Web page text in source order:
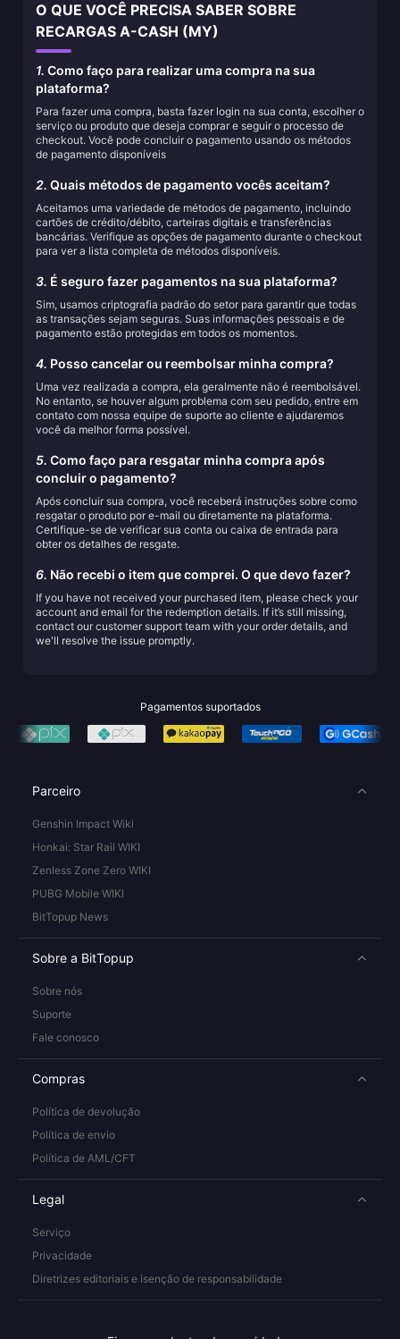
O QUE VOCÊ PRECISA SABER SOBRE
RECARGAS A-CASH (MY)
1. Como faço para realizar uma compra na sua
plataforma?
Para fazer uma compra, basta fazer login na sua conta, escolher o
serviço ou produto que deseja comprar e seguir o processo de
checkout. Você pode concluir o pagamento usando os métodos
de pagamento disponíveis
2. Quais métodos de pagamento vocês aceitam?
Aceitamos uma variedade de métodos de pagamento, incluindo
cartões de crédito/débito, carteiras digitais e transferências
bancárias. Verifique as opções de pagamento durante o checkout
para ver a lista completa de métodos disponíveis.
3. É seguro fazer pagamentos na sua plataforma?
Sim, usamos criptografia padrão do setor para garantir que todas
as transações sejam seguras. Suas informações pessoais e de
pagamento estão protegidas em todos os momentos.
4. Posso cancelar ou reembolsar minha compra?
Uma vez realizada a compra, ela geralmente não é reembolsável.
No entanto, se houver algum problema com seu pedido, entre em
contato com nossa equipe de suporte ao cliente e ajudaremos
você da melhor forma possível.
5. Como faço para resgatar minha compra após
concluir o pagamento?
Após concluir sua compra, você receberá instruções sobre como
resgatar o produto por e-mail ou diretamente na plataforma.
Certifique-se de verificar sua conta ou caixa de entrada para
obter os detalhes de resgate.
6. Não recebi o item que comprei. O que devo fazer?
If you have not received your purchased item, please check your
account and email for the redemption details. If it’s still missing,
contact our customer support team with your order details, and
we'll resolve the issue promptly.
Pagamentos suportados
Parceiro
Genshin Impact Wiki
Honkai: Star Rail WIKI
Zenless Zone Zero WIKI
PUBG Mobile WIKI
BitTopup News
Sobre a BitTopup
Sobre nós
Suporte
Fale conosco
Compras
Política de devolução
Política de envio
Política de AML/CFT
Legal
Serviço
Privacidade
Diretrizes editoriais e isenção de responsabilidade